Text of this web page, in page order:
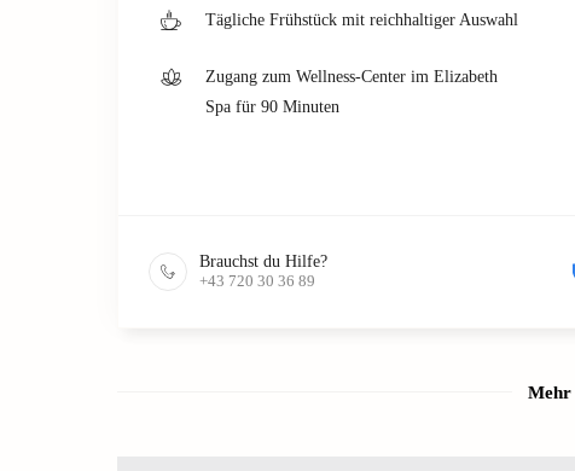
Tägliche Frühstück mit reichhaltiger Auswahl
Zugang zum Wellness-Center im Elizabeth
Spa für 90 Minuten
Brauchst du Hilfe?
+43 720 30 36 89
Mehr